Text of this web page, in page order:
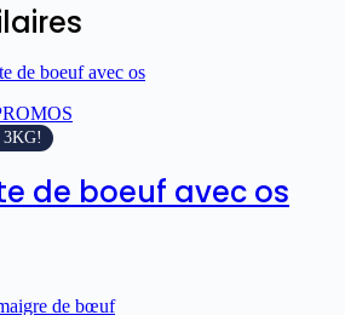
3KG!
de boeuf avec os